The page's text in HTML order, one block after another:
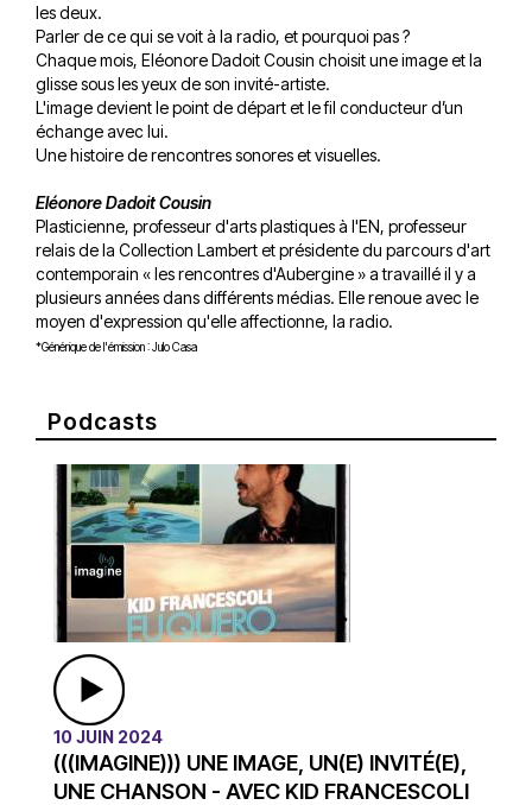
les deux.
Parler de ce qui se voit à la radio, et pourquoi pas ?
Chaque mois, Eléonore Dadoit Cousin choisit une image et la
glisse sous les yeux de son invité-artiste.
L'image devient le point de départ et le fil conducteur d’un
échange avec lui.
Une histoire de rencontres sonores et visuelles.
Eléonore Dadoit Cousin
Plasticienne, professeur d'arts plastiques à l'EN, professeur
relais de la Collection Lambert et présidente du parcours d'art
contemporain « les rencontres d'Aubergine » a travaillé il y a
plusieurs années dans différents médias. Elle renoue avec le
moyen d'expression qu'elle affectionne, la radio.
*Générique de l'émission : Julo Casa
Podcasts
10 JUIN 2024
(((IMAGINE))) UNE IMAGE, UN(E) INVITÉ(E),
UNE CHANSON - AVEC KID FRANCESCOLI